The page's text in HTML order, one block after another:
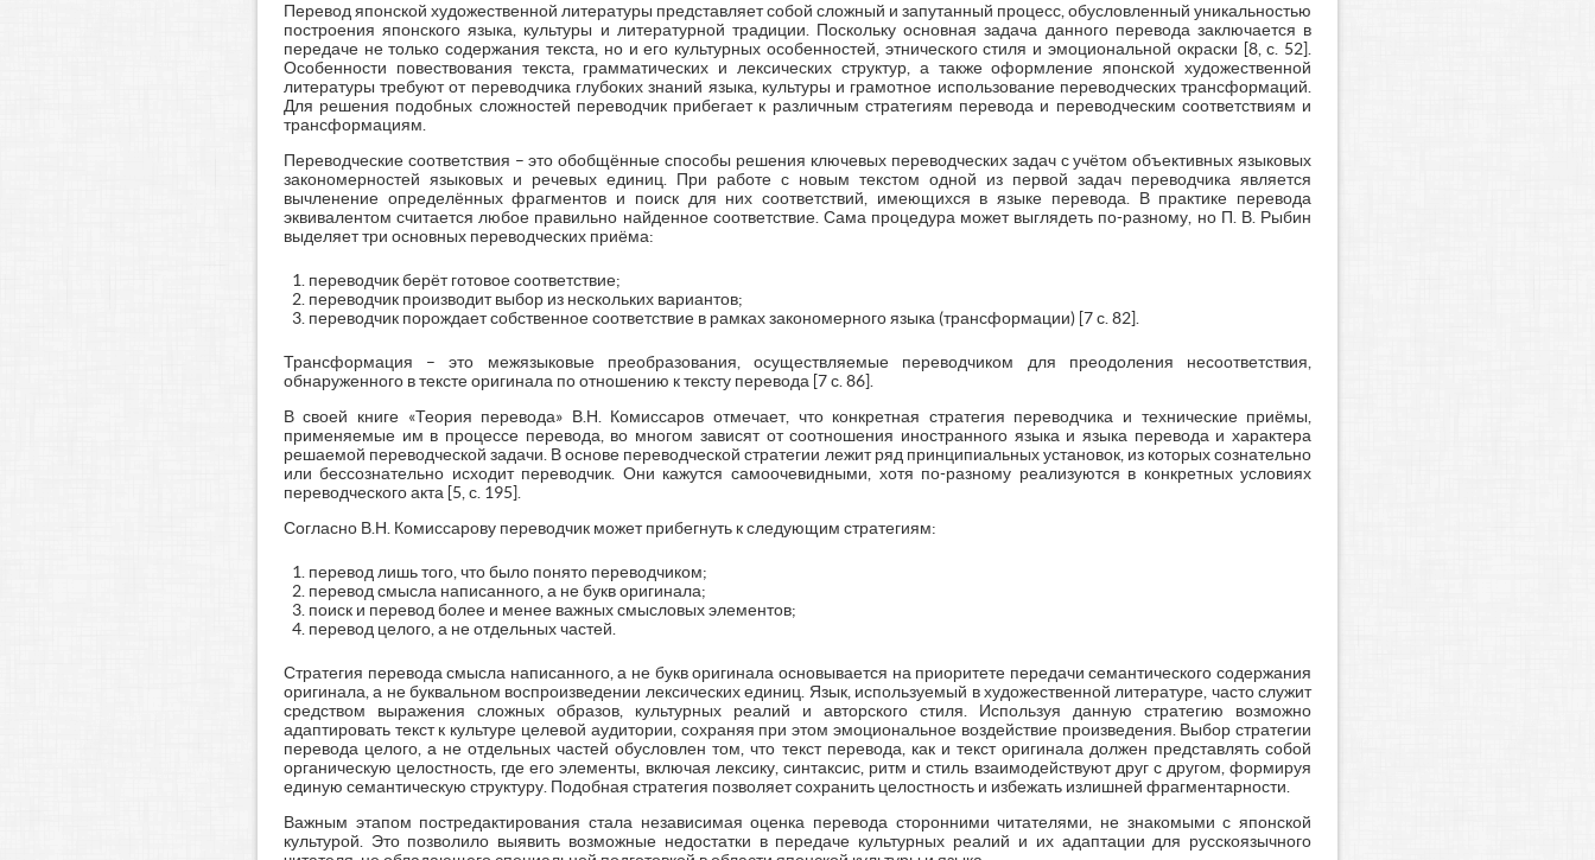
Перевод японской художественной литературы представляет собой сложный и запутанный процесс, обусловленный уникальностью
построения японского языка, культуры и литературной традиции. Поскольку основная задача данного перевода заключается в
передаче не только содержания текста, но и его культурных особенностей, этнического стиля и эмоциональной окраски [8, с. 52].
Особенности повествования текста, грамматических и лексических структур, а также оформление японской художественной
литературы требуют от переводчика глубоких знаний языка, культуры и грамотное использование переводческих трансформаций.
Для решения подобных сложностей переводчик прибегает к различным стратегиям перевода и переводческим соответствиям и
трансформациям.
Переводческие соответствия – это обобщённые способы решения ключевых переводческих задач с учётом объективных языковых
закономерностей языковых и речевых единиц. При работе с новым текстом одной из первой задач переводчика является
вычленение определённых фрагментов и поиск для них соответствий, имеющихся в языке перевода. В практике перевода
эквивалентом считается любое правильно найденное соответствие. Сама процедура может выглядеть по-разному, но П. В. Рыбин
выделяет три основных переводческих приёма:
переводчик берёт готовое соответствие;
переводчик производит выбор из нескольких вариантов;
переводчик порождает собственное соответствие в рамках закономерного языка (трансформации) [7 с. 82].
Трансформация – это межязыковые преобразования, осуществляемые переводчиком для преодоления несоответствия,
обнаруженного в тексте оригинала по отношению к тексту перевода [7 с. 86].
В своей книге «Теория перевода» В.Н. Комиссаров отмечает, что конкретная стратегия переводчика и технические приёмы,
применяемые им в процессе перевода, во многом зависят от соотношения иностранного языка и языка перевода и характера
решаемой переводческой задачи. В основе переводческой стратегии лежит ряд принципиальных установок, из которых сознательно
или бессознательно исходит переводчик. Они кажутся самоочевидными, хотя по-разному реализуются в конкретных условиях
переводческого акта [5, с. 195].
Согласно В.Н. Комиссарову переводчик может прибегнуть к следующим стратегиям:
перевод лишь того, что было понято переводчиком;
перевод смысла написанного, а не букв оригинала;
поиск и перевод более и менее важных смысловых элементов;
перевод целого, а не отдельных частей.
Стратегия перевода смысла написанного, а не букв оригинала основывается на приоритете передачи семантического содержания
оригинала, а не буквальном воспроизведении лексических единиц. Язык, используемый в художественной литературе, часто служит
средством выражения сложных образов, культурных реалий и авторского стиля. Используя данную стратегию возможно
адаптировать текст к культуре целевой аудитории, сохраняя при этом эмоциональное воздействие произведения. Выбор стратегии
перевода целого, а не отдельных частей обусловлен том, что текст перевода, как и текст оригинала должен представлять собой
органическую целостность, где его элементы, включая лексику, синтаксис, ритм и стиль взаимодействуют друг с другом, формируя
единую семантическую структуру. Подобная стратегия позволяет сохранить целостность и избежать излишней фрагментарности.
Важным этапом постредактирования стала независимая оценка перевода сторонними читателями, не знакомыми с японской
культурой. Это позволило выявить возможные недостатки в передаче культурных реалий и их адаптации для русскоязычного